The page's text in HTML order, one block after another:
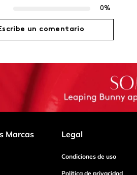
0%
un comentario
comentario
Marcas Legal
Condiciones de uso
Política de privacidad